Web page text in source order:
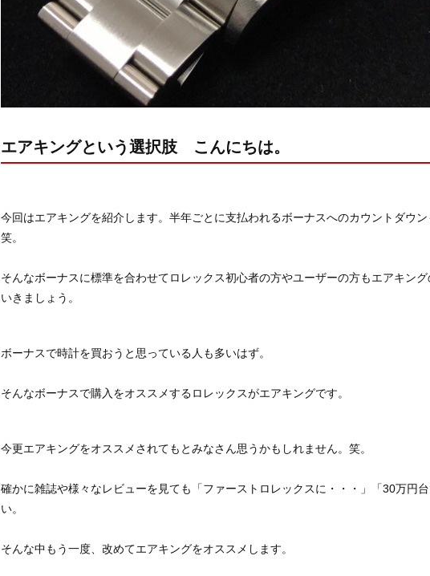
エアキングという選択肢 こんにちは。
今回はエアキングを紹介します。半年ごとに支払われるボーナスへのカウントダウン
笑。
そんなボーナスに標準を合わせてロレックス初心者の方やユーザーの方もエアキン
いきましょう。
ボーナスで時計を買おうと思っている人も多いはず。
そんなボーナスで購入をオススメするロレックスがエアキングです。
今更エアキングをオススメされてもとみなさん思うかもしれません。笑。
確かに雑誌や様々なレビューを見ても「ファーストロレックスに・・・」「30万円
い。
そんな中もう一度、改めてエアキングをオススメします。